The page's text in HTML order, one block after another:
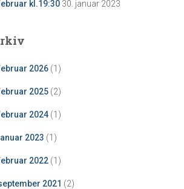
kl.19:30 30. januar 2023
2026 (1)
2025 (2)
2024 (1)
2023 (1)
2022 (1)
2021 (2)